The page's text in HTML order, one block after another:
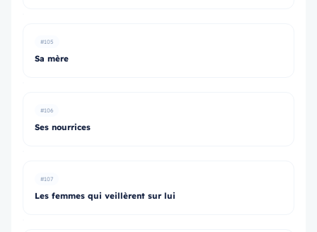
#105
Sa mère
#106
Ses nourrices
#107
Les femmes qui veillèrent sur lui